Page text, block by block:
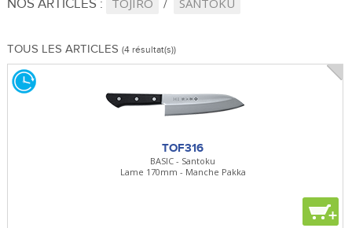
TOUS LES ARTICLES (4 résultat(s))
TOF316
BASIC - Santoku
Lame 170mm - Manche Pakka
+